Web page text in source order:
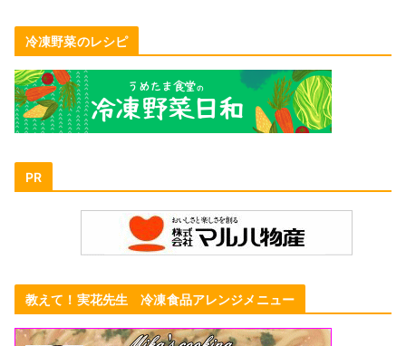
冷凍野菜のレシピ
PR
教えて！実花先生 冷凍食品アレンジメニュー